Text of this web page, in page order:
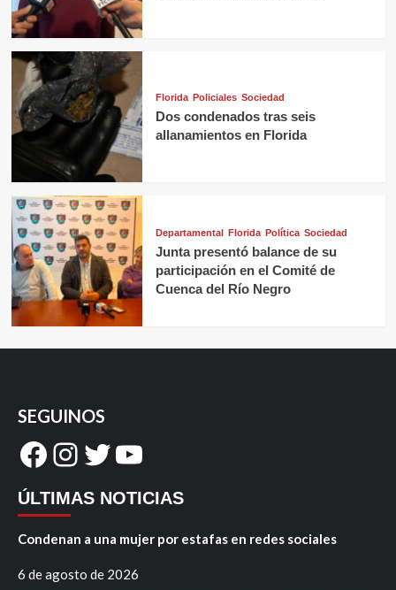
Florida Policiales Sociedad
Dos condenados tras seis
allanamientos en Florida
Departamental Florida Política Sociedad
Junta presentó balance de su
participación en el Comité de
Cuenca del Río Negro
SEGUINOS
Facebook
Instagram
Twitter
YouTube
ÚLTIMAS NOTICIAS
Condenan a una mujer por estafas en redes sociales
6 de agosto de 2026